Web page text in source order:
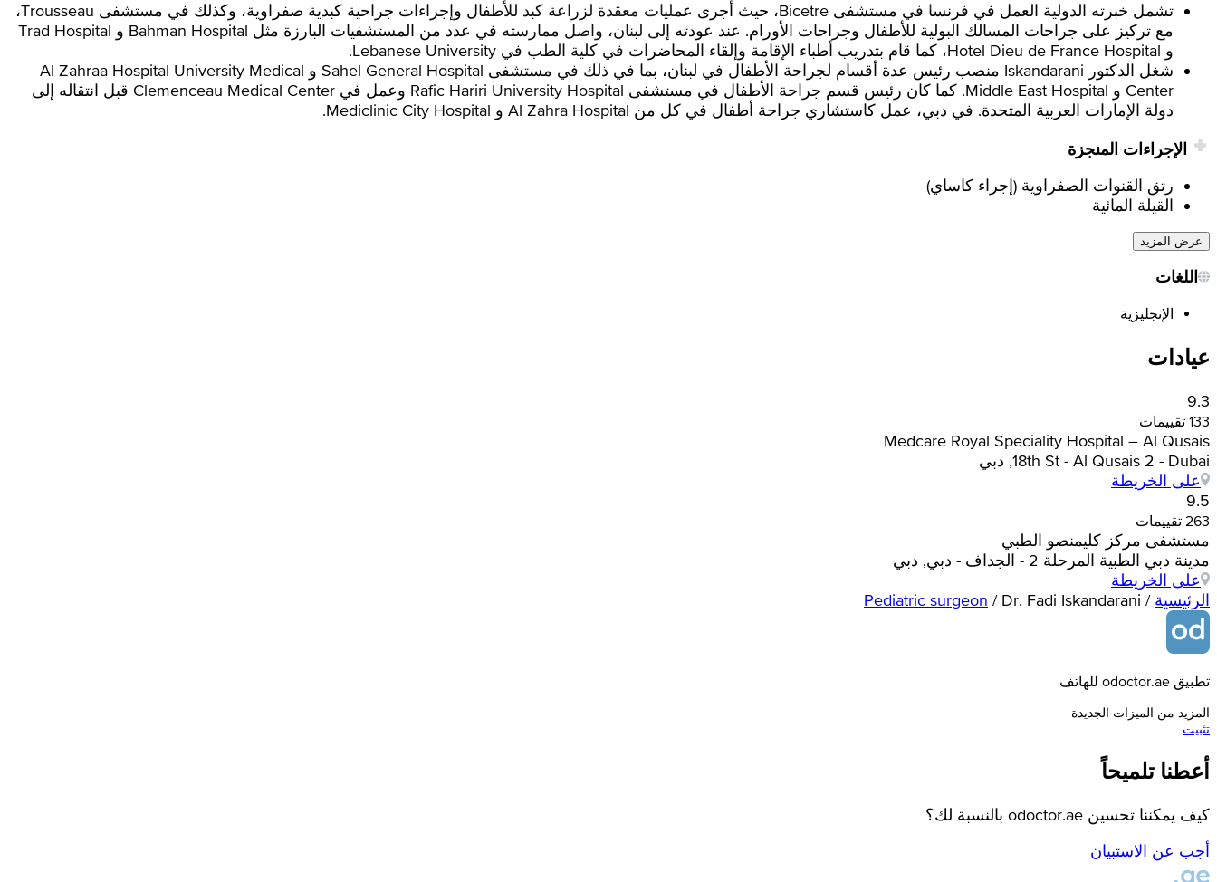
تشمل خبرته الدولية العمل في فرنسا في مستشفى Bicetre، حيث أجرى عمليات معقدة لزراعة كبد للأطفال وإجراءات جراحية كبدية صفراوية، وكذلك في مستشفى Trousseau،
مع تركيز على جراحات المسالك البولية للأطفال وجراحات الأورام. عند عودته إلى لبنان، واصل ممارسته في عدد من المستشفيات البارزة مثل Bahman Hospital و Trad Hospital
و Hotel Dieu de France Hospital، كما قام بتدريب أطباء الإقامة وإلقاء المحاضرات في كلية الطب في Lebanese University.
شغل الدكتور Iskandarani منصب رئيس عدة أقسام لجراحة الأطفال في لبنان، بما في ذلك في مستشفى Sahel General Hospital و Al Zahraa Hospital University Medical
Center و Middle East Hospital. كما كان رئيس قسم جراحة الأطفال في مستشفى Rafic Hariri University Hospital وعمل في Clemenceau Medical Center قبل انتقاله إلى
دولة الإمارات العربية المتحدة. في دبي، عمل كاستشاري جراحة أطفال في كل من Al Zahra Hospital و Mediclinic City Hospital.
الإجراءات المنجزة
رتق القنوات الصفراوية (إجراء كاساي)
القيلة المائية
عرض المزيد
اللغات
الإنجليزية
عيادات
9.3
133 تقييمات
Medcare Royal Speciality Hospital – Al Qusais
18th St - Al Qusais 2 - Dubai, دبي
على الخريطة
9.5
263 تقييمات
مستشفى مركز كليمنصو الطبي
مدينة دبي الطبية المرحلة 2 - الجداف - دبي, دبي
على الخريطة
الرئيسية /
Pediatric surgeon / Dr. Fadi Iskandarani
تطبيق odoctor.ae للهاتف
المزيد من الميزات الجديدة
تثبيت
أعطنا تلميحاً
كيف يمكننا تحسين odoctor.ae بالنسبة لك؟
أجب عن الاستبيان